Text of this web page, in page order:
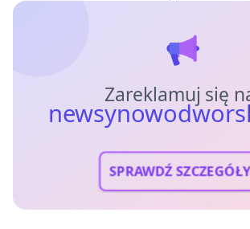
Zareklamuj się
SPRAWDŹ SZCZEGÓŁY